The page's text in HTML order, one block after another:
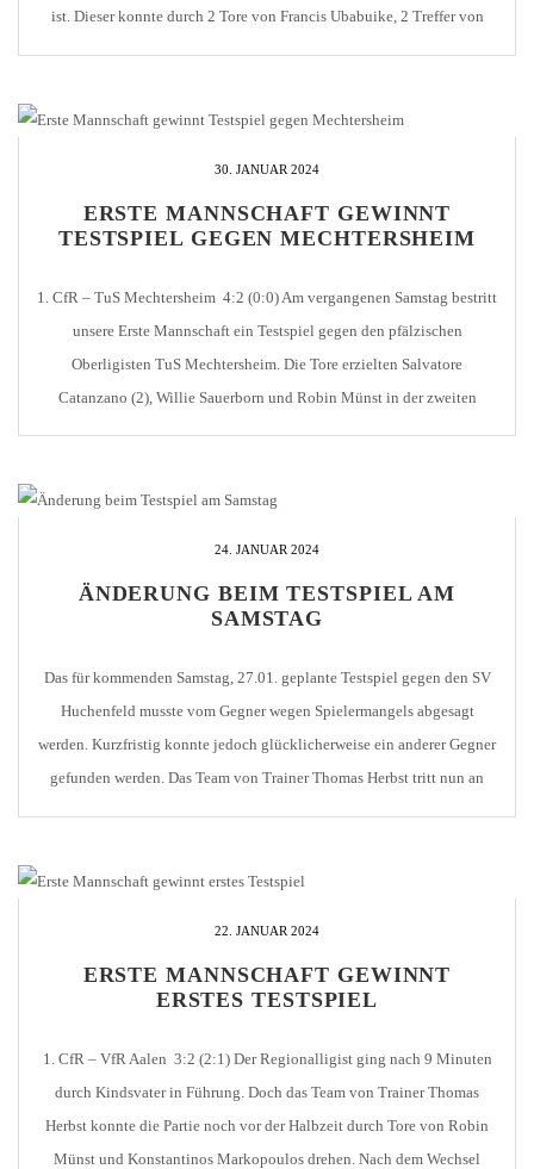
ist. Dieser konnte durch 2 Tore von Francis Ubabuike, 2 Treffer von
30. JANUAR 2024
ERSTE MANNSCHAFT GEWINNT
TESTSPIEL GEGEN MECHTERSHEIM
1. CfR – TuS Mechtersheim 4:2 (0:0) Am vergangenen Samstag bestritt
unsere Erste Mannschaft ein Testspiel gegen den pfälzischen
Oberligisten TuS Mechtersheim. Die Tore erzielten Salvatore
Catanzano (2), Willie Sauerborn und Robin Münst in der zweiten
aus. […]
24. JANUAR 2024
ÄNDERUNG BEIM TESTSPIEL AM
SAMSTAG
Das für kommenden Samstag, 27.01. geplante Testspiel gegen den SV
Huchenfeld musste vom Gegner wegen Spielermangels abgesagt
werden. Kurzfristig konnte jedoch glücklicherweise ein anderer Gegner
gefunden werden. Das Team von Trainer Thomas Herbst tritt nun an
22. JANUAR 2024
ERSTE MANNSCHAFT GEWINNT
ERSTES TESTSPIEL
1. CfR – VfR Aalen 3:2 (2:1) Der Regionalligist ging nach 9 Minuten
durch Kindsvater in Führung. Doch das Team von Trainer Thomas
Herbst konnte die Partie noch vor der Halbzeit durch Tore von Robin
Münst und Konstantinos Markopoulos drehen. Nach dem Wechsel